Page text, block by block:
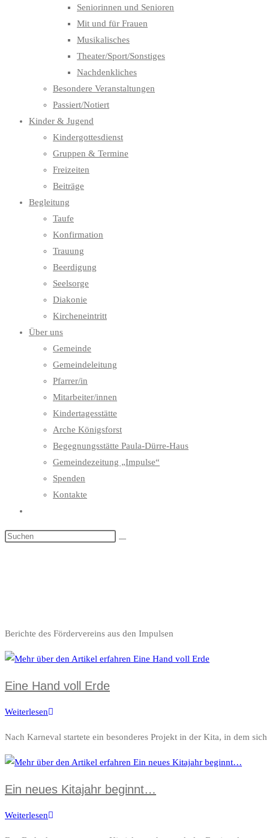
Seniorinnen und Senioren
Mit und für Frauen
Musikalisches
Theater/Sport/Sonstiges
Nachdenkliches
Besondere Veranstaltungen
Passiert/Notiert
Kinder & Jugend
Kindergottesdienst
Gruppen & Termine
Freizeiten
Beiträge
Begleitung
Taufe
Konfirmation
Trauung
Beerdigung
Seelsorge
Diakonie
Kircheneintritt
Über uns
Gemeinde
Gemeindeleitung
Pfarrer/in
Mitarbeiter/innen
Kindertagesstätte
Arche Königsforst
Begegnungsstätte Paula-Dürre-Haus
Gemeindezeitung „Impulse“
Spenden
Kontakte
umschalten
Berichte des Fördervereins aus den Impulsen
Eine Hand voll Erde
WeiterlesenEine
Erde
Nach Karneval startete ein besonderes Projekt in der Kita, in dem
Ein neues Kitajahr beginnt…
WeiterlesenEin